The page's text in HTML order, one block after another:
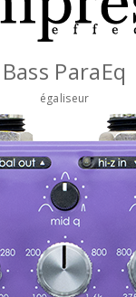
Bass ParaEq
égaliseur